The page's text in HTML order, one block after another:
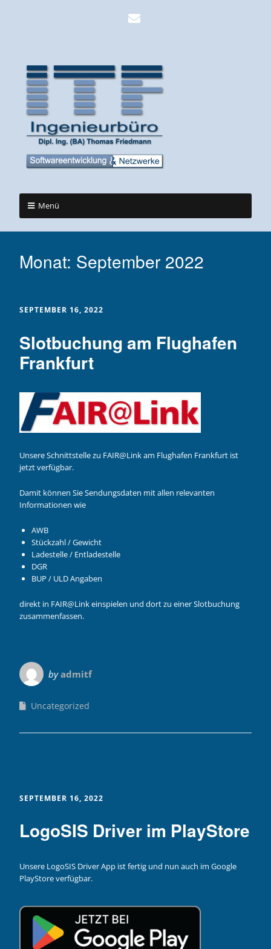
Menü
Monat: September 2022
SEPTEMBER 16, 2022
Slotbuchung am Flughafen
Frankfurt
Unsere Schnittstelle zu FAIR@Link am Flughafen Frankfurt ist
jetzt verfügbar.
Damit können Sie Sendungsdaten mit allen relevanten
Informationen wie
AWB
Stückzahl / Gewicht
Ladestelle / Entladestelle
DGR
BUP / ULD Angaben
direkt in FAIR@Link einspielen und dort zu einer Slotbuchung
zusammenfassen.
byadmitf
Uncategorized
SEPTEMBER 16, 2022
LogoSIS Driver im PlayStore
Unsere LogoSIS Driver App ist fertig und nun auch im Google
PlayStore verfügbar.